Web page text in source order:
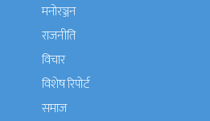
मनाेरञ्जन
राजनीति
विचार
विशेष रिपोर्ट
समाज